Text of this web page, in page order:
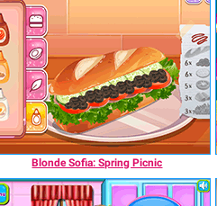
Blonde Sofia: Spring Picnic